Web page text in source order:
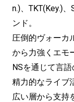
n.)、TKT(Key.)
ンド。
圧倒的ヴォーカ
から力強くエモ
NSを通じて言
精力的なライブ
広い層から支持